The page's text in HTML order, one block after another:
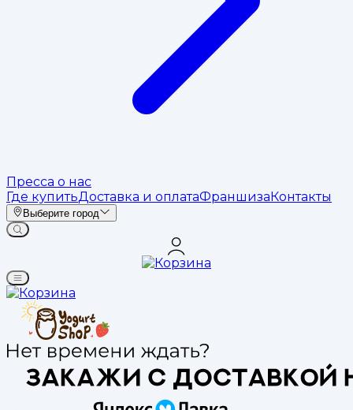
Пресса о нас
Где купитьДоставка и оплатаФраншизаКонтакты
Выберите город